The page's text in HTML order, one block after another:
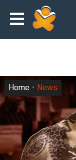
Home News